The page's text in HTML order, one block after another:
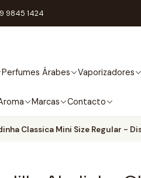
Perfumes Árabes Vaporizadores
Marcas Contacto
9845 1424
Classica Mini Size Regular -